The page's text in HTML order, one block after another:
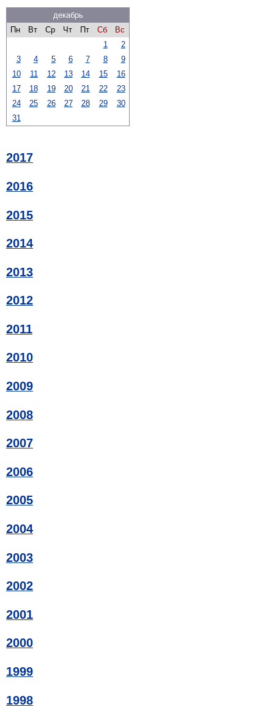
декабрь
Пн
Вт Ср Чт Пт Сб
Вс
1
2
3
4 5 6 7 8
9
10
11 12 13 14 15
16
17
18 19 20 21 22
23
24
25 26 27 28 29
30
31
2017
2016
2015
2014
2013
2012
2011
2010
2009
2008
2007
2006
2005
2004
2003
2002
2001
2000
1999
1998